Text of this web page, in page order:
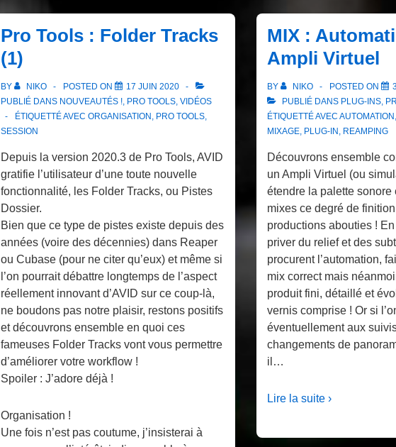
Pro Tools : Folder Tracks
(1)
BY NIKO POSTED ON
17 JUIN 2020
PUBLIÉ DANS NOUVEAUTÉS !, PRO TOOLS, VIDÉOS
ÉTIQUETTÉ AVEC ORGANISATION , PRO TOOLS,
SESSION
Depuis la version 2020.3 de Pro Tools, AVID
gratifie l’utilisateur d’une toute nouvelle
fonctionnalité, les Folder Tracks, ou Pistes
Dossier.
Bien que ce type de pistes existe depuis des
années (voire des décennies) dans Reaper
ou Cubase (pour ne citer qu’eux) et même si
l’on pourrait débattre longtemps de l’aspect
réellement innovant d’AVID sur ce coup-là,
ne boudons pas notre plaisir, restons positifs
et découvrons ensemble en quoi ces
fameuses Folder Tracks vont vous permettre
d’améliorer votre workflow !
Spoiler : J’adore déjà !
Organisation !
Une fois n’est pas coutume, j’insisterai à
MIX :
Ampli Virtuel
BY NIKO POSTED ON
PUBLIÉ DANS PLUG-INS,
ÉTIQUETTÉ AVEC AUTOMATION ,
MIXAGE, PLUG-IN , REAMPING
Découvrons ensemble
un Ampli Virtuel (ou
étendre la palette sonore
mixes ce degré de
productions abouties !
priver du relief et des
procurent l’automation,
mix correct mais
produit fini, détaillé et
vernis comprise ! Or si
éventuellement aux
changements de
il…
Lire la suite ›